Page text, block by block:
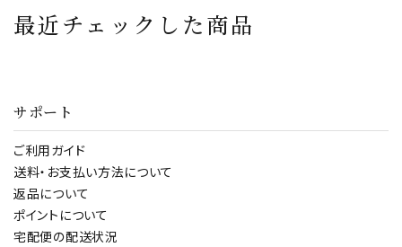
最近チェックした商品
サポート
ご利用ガイド
送料・お支払い方法について
返品について
ポイントについて
宅配便の配送状況